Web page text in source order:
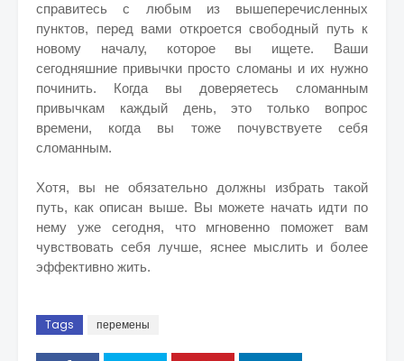
справитесь с любым из вышеперечисленных
пунктов, перед вами откроется свободный путь к
новому началу, которое вы ищете. Ваши
сегодняшние привычки просто сломаны и их нужно
починить. Когда вы доверяетесь сломанным
привычкам каждый день, это только вопрос
времени, когда вы тоже почувствуете себя
сломанным.
Хотя, вы не обязательно должны избрать такой
путь, как описан выше. Вы можете начать идти по
нему уже сегодня, что мгновенно поможет вам
чувствовать себя лучше, яснее мыслить и более
эффективно жить.
Tags перемены